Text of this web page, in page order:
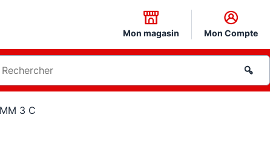
Mon magasin Mon Compte
3 C